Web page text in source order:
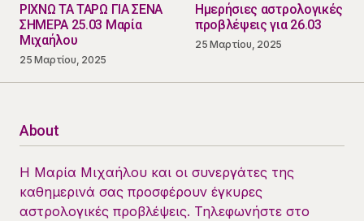
ΡΙΧΝΩ ΤΑ ΤΑΡΩ ΓΙΑ ΣΕΝΑ
ΣΗΜΕΡΑ 25.03 Μαρία
Μιχαήλου
25 Μαρτίου, 2025
Ημερήσιες αστρολογικές
προβλέψεις για 26.03
25 Μαρτίου, 2025
About
Η Μαρία Μιχαήλου και οι συνεργάτες της
καθημερινά σας προσφέρουν έγκυρες
αστρολογικές προβλέψεις. Τηλεφωνήστε στο